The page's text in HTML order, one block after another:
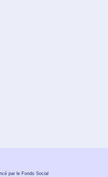
par le Fonds Social